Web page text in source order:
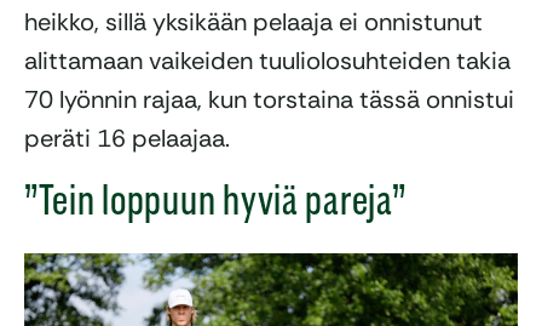
heikko, sillä yksikään pelaaja ei onnistunut
alittamaan vaikeiden tuuliolosuhteiden takia
70 lyönnin rajaa, kun torstaina tässä onnistui
peräti 16 pelaajaa.
”Tein loppuun hyviä pareja”